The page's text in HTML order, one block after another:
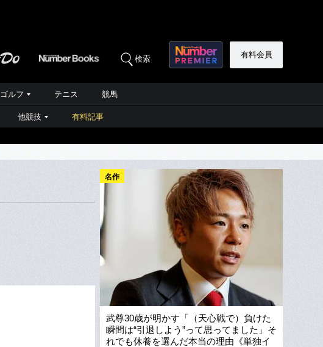
検索 有料会員
ゴルフ テニス 競馬
他競技 有料記事
名作
武尊30歳が明かす「（天心戦で）負けた
瞬間は“引退しよう”って思ってました」そ
れでも休養を選んだ本当の理由《単独イ